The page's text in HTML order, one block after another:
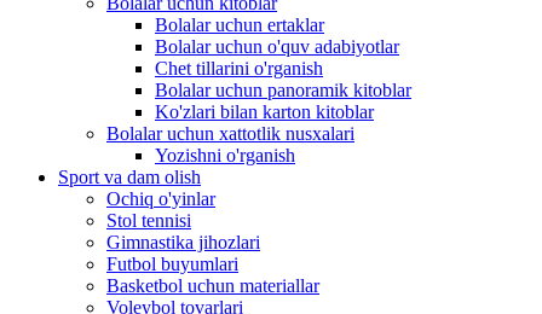
Bolalar uchun ertaklar
Bolalar uchun o'quv adabiyotlar
Chet tillarini o'rganish
Bolalar uchun panoramik kitoblar
Ko'zlari bilan karton kitoblar
Bolalar uchun xattotlik nusxalari
Yozishni o'rganish
Sport va dam olish
Ochiq o'yinlar
Stol tennisi
Gimnastika jihozlari
Futbol buyumlari
Basketbol uchun materiallar
Voleybol tovarlari